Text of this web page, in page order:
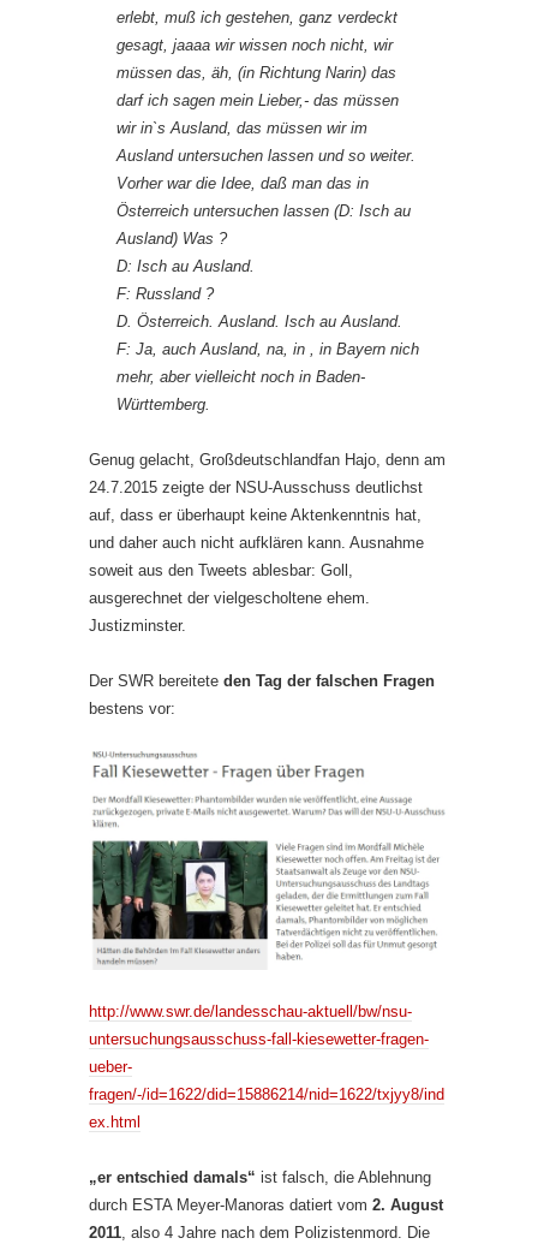
erlebt, muß ich gestehen, ganz verdeckt
gesagt, jaaaa wir wissen noch nicht, wir
müssen das, äh, (in Richtung Narin) das
darf ich sagen mein Lieber,- das müssen
wir in`s Ausland, das müssen wir im
Ausland untersuchen lassen und so weiter.
Vorher war die Idee, daß man das in
Österreich untersuchen lassen (D: Isch au
Ausland) Was ?
D: Isch au Ausland.
F: Russland ?
D. Österreich. Ausland. Isch au Ausland.
F: Ja, auch Ausland, na, in , in Bayern nich
mehr, aber vielleicht noch in Baden-
Württemberg.
Genug gelacht, Großdeutschlandfan Hajo, denn am
24.7.2015 zeigte der NSU-Ausschuss deutlichst
auf, dass er überhaupt keine Aktenkenntnis hat,
und daher auch nicht aufklären kann. Ausnahme
soweit aus den Tweets ablesbar: Goll,
ausgerechnet der vielgescholtene ehem.
Justizminster.
Der SWR bereitete den Tag der falschen Fragen
bestens vor:
http://www.swr.de/landesschau-aktuell/bw/nsu-
untersuchungsausschuss-fall-kiesewetter-fragen-
ueber-
fragen/-/id=1622/did=15886214/nid=1622/txjyy8/ind
ex.html
„er entschied damals“ ist falsch, die Ablehnung
durch ESTA Meyer-Manoras datiert vom 2. August
2011 , also 4 Jahre nach dem Polizistenmord. Die